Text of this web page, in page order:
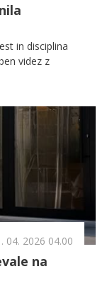
in disciplina
videz z
04. 2026 04.00
na